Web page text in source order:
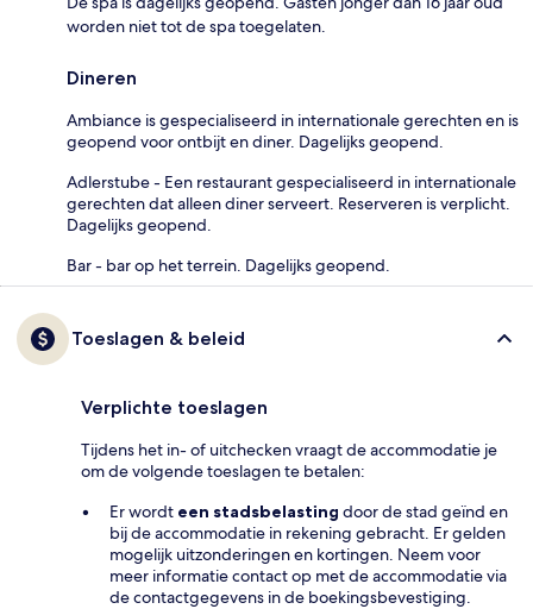
worden niet tot de spa toegelaten.
Dineren
Ambiance is gespecialiseerd in internationale gerechten en is
geopend voor ontbijt en diner. Dagelijks geopend.
Adlerstube - Een restaurant gespecialiseerd in internationale
gerechten dat alleen diner serveert. Reserveren is verplicht.
Dagelijks geopend.
Bar - bar op het terrein. Dagelijks geopend.
Toeslagen & beleid
Verplichte toeslagen
Tijdens het in- of uitchecken vraagt de accommodatie je
om de volgende toeslagen te betalen:
Er wordt een stadsbelasting door de stad geïnd en
bij de accommodatie in rekening gebracht. Er gelden
mogelijk uitzonderingen en kortingen. Neem voor
meer informatie contact op met de accommodatie via
de contactgegevens in de boekingsbevestiging.